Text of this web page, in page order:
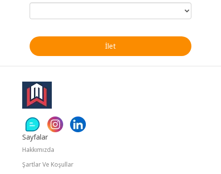
Sayfalar
Hakkımızda
Şartlar Ve Koşullar